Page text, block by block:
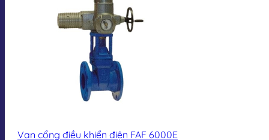
Van cổng điều khiển điện FAF 6000E